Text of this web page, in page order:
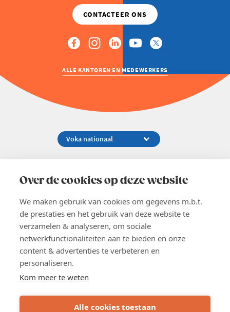
Over de cookies op deze website
We maken gebruik van cookies om gegevens m.b.t.
de prestaties en het gebruik van deze website te
verzamelen & analyseren, om sociale
netwerkfunctionaliteiten aan te bieden en onze
content & advertenties te verbeteren en
personaliseren.
Kom meer te weten
Alle cookies toestaan
ALLE KANTOREN EN MEDEWERKERS
02 229 81 11
EN
Word lid